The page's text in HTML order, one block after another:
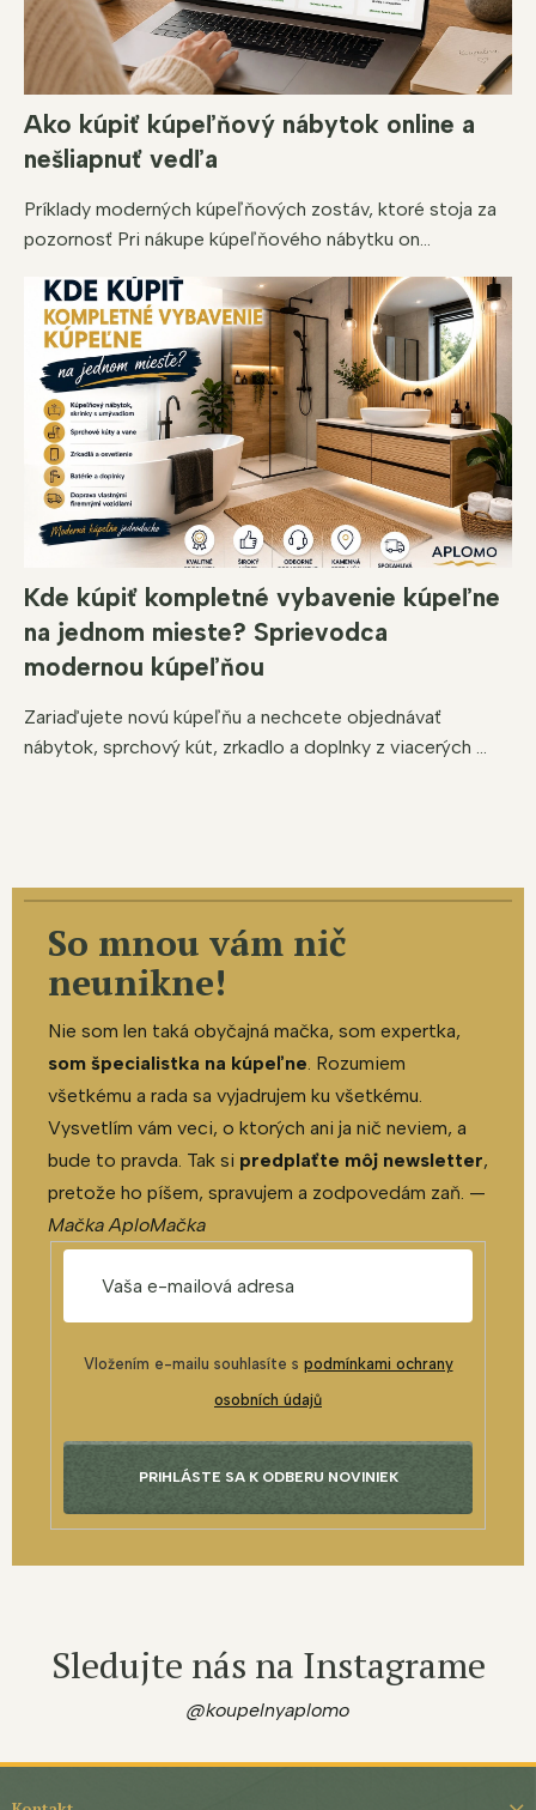
Ako kúpiť kúpeľňový nábytok online a
nešliapnuť vedľa
Príklady moderných kúpeľňových zostáv, ktoré stoja za
pozornosť Pri nákupe kúpeľňového nábytku on...
Kde kúpiť kompletné vybavenie kúpeľne
na jednom mieste? Sprievodca
modernou kúpeľňou
Zariaďujete novú kúpeľňu a nechcete objednávať
nábytok, sprchový kút, zrkadlo a doplnky z viacerých ...
So mnou vám nič
neunikne!
Nie som len taká obyčajná mačka, som expertka,
som špecialistka na kúpeľne. Rozumiem
všetkému a rada sa vyjadrujem ku všetkému.
Vysvetlím vám veci, o ktorých ani ja nič neviem, a
bude to pravda. Tak si predplaťte môj newsletter,
pretože ho píšem, spravujem a zodpovedám zaň. —
Mačka AploMačka
Vložením e-mailu souhlasíte s podmínkami ochrany
osobních údajů
PRIHLÁSTE SA K ODBERU NOVINIEK
Sledujte nás na Instagrame
@koupelnyaplomo
Z